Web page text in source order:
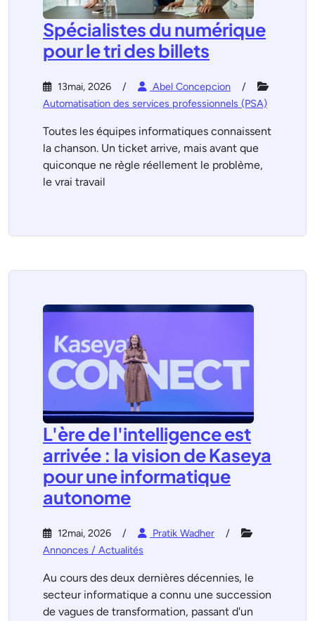
Spécialistes du numérique
pour le tri des billets
13mai, 2026
Abel Concepcion
Automatisation des services professionnels (PSA)
Toutes les équipes informatiques connaissent
la chanson. Un ticket arrive, mais avant que
quiconque ne règle réellement le problème,
le vrai travail
L'ère de l'intelligence est
arrivée : la vision de Kaseya
pour une informatique
autonome
12mai, 2026
Pratik Wadher
Annonces / Actualités
Au cours des deux dernières décennies, le
secteur informatique a connu une succession
de vagues de transformation, passant d'un